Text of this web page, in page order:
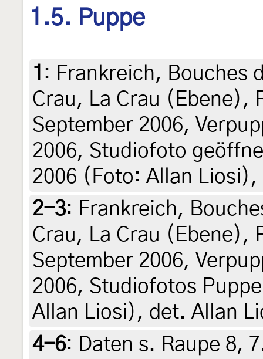
1.5. Puppe
1 : Frankreich, Bouches
Crau, La Crau (Ebene),
September 2006,
2006, Studiofoto
2006 (Foto: Allan
2-3: Frankreich,
Crau, La Crau (Ebene),
September 2006,
2006, Studiofotos
Allan Liosi), det. Allan
4-6: Daten s. Raupe 8,